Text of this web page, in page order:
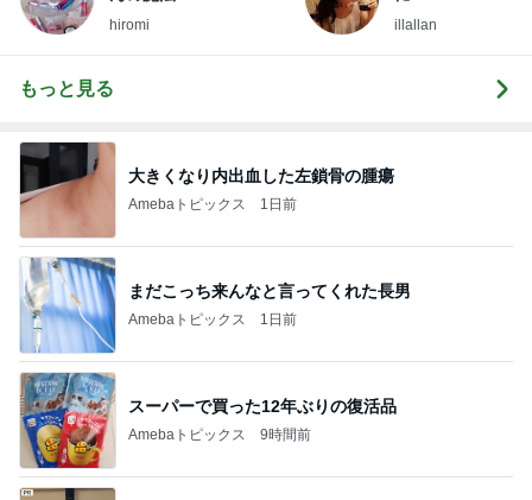
hiromi illallan
もっと見る
大きくなり内出血した左鎖骨の腫瘍
Amebaトピックス 1日前
まだこっち来んなと言ってくれた長男
Amebaトピックス 1日前
スーパーで買った12年ぶりの復活品
Amebaトピックス 9時間前